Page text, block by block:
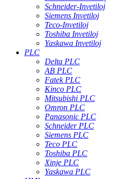
Schneider-Invetiloj
Siemens Invetiloj
Teco-Invetiloj
Toshiba Invetiloj
Yaskawa Invetiloj
PLC
Delta PLC
AB PLC
Fatek PLC
Kinco PLC
Mitsubishi PLC
Omron PLC
Panasonic PLC
Schneider PLC
Siemens PLC
Teco PLC
Toshiba PLC
Xinje PLC
Yaskawa PLC